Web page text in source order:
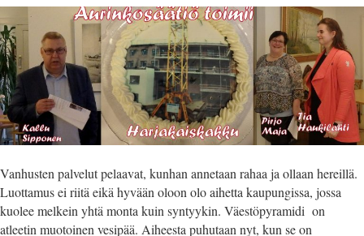
Vanhusten palvelut pelaavat, kunhan annetaan rahaa ja ollaan hereillä.
Luottamus ei riitä eikä hyvään oloon olo aihetta kaupungissa, jossa
kuolee melkein yhtä monta kuin syntyykin. Väestöpyramidi on
atleetin muotoinen vesipää. Aiheesta puhutaan nyt, kun se on